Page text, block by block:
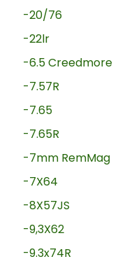
-20/76
-22lr
-6.5 Creedmore
-7.57R
-7.65
-7.65R
-7mm RemMag
-7X64
-8X57JS
-9,3X62
-9.3x74R